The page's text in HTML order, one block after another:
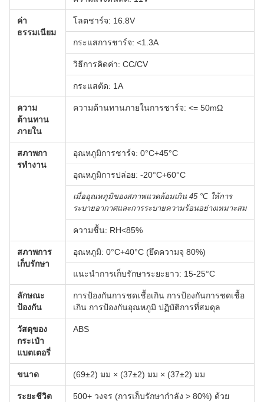
ค่า
ธรรมเนียม
โลตชาร์จ: 16.8V
กระแสการชาร์จ: <1.3A
วิธีการคิดค่า: CC/CV
กระแสตัด: 1A
ความ
ต้านทาน
ภายใน
ความต้านทานภายในการชาร์จ: <= 50mΩ
สภาพกา
รทํางาน
อุณหภูมิการชาร์จ: 0°C+45°C
อุณหภูมิการปล่อย: -20°C+60°C
เมื่ออุณหภูมิของสภาพแวดล้อมเกิน 45 °C ให้การ
ระบายอากาศและการระบายความร้อนอย่างเหมาะสม
ความชื้น: RH<85%
สภาพการ
เก็บรักษา
อุณหภูมิ: 0°C+40°C (ยึดความจุ 80%)
แนะนําการเก็บรักษาระยะยาว: 15-25°C
ลักษณะ
ป้องกัน
การป้องกันการชดเชื้อเกิน การป้องกันการชดเชื้อ
เกิน การป้องกันอุณหภูมิ ปฏิบัติการที่สมดุล
วัสดุของ
กระเป๋า
แบตเตอรี่
ABS
ขนาด (69±2) มม × (37±2) มม × (37±2) มม
ระยะชีวิต
500+ วงจร (การเก็บรักษากําลัง > 80%) ด้วย